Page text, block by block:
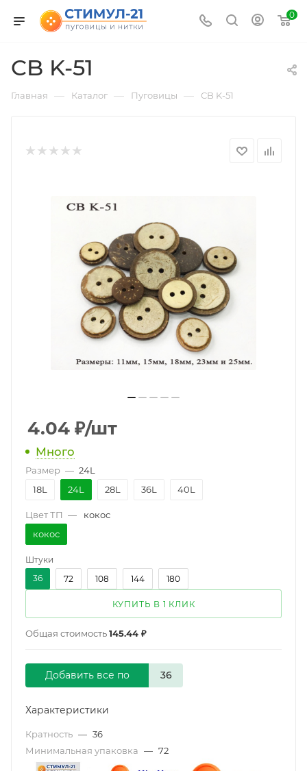
0
CB K-51
Главная — Каталог — Пуговицы — CB K-51
4.04 ₽/шт
Много
Размер — 24L
18L
24L 28L 36L 40L
Цвет ТП —
кокос
кокос
Штуки
36
72 108 144 180
КУПИТЬ В 1 КЛИК
Общая стоимость145.44 ₽
Добавить все по
Характеристики
Кратность — 36
Минимальная упаковка — 72